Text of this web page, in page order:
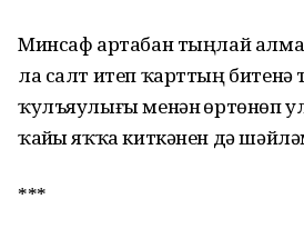
Минсаф артабан тыңлай
ла салт итеп ҡарттың битенә
ҡулъяулығы менән һөртөнөп
ҡайһы яҡҡа киткәнен дә
***